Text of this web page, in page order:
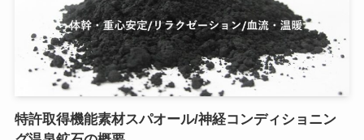
特許取得機能素材スパオール/神経コンディショニン